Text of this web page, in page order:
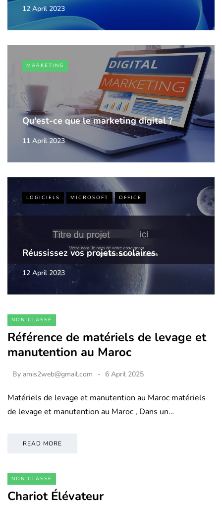
12 April 2023
MARKETING
Qu'est-ce que le marketing digital ?
11 April 2023
LOGICIELS MICROSOFT OFFICE
Réussissez vos projets scolaires
12 April 2023
NON CLASSÉ
Référence de matériels de levage et
manutention au Maroc
By amis2web@gmail.com 6 April 2025
Matériels de levage et manutention au Maroc matériels
de levage et manutention au Maroc , Dans un…
READ MORE
NON CLASSÉ
Chariot Élévateur